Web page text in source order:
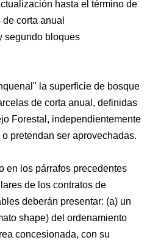
hasta el término de
corta anual
segundo bloques
la superficie de bosque
de corta anual, definidas
Forestal, independientemente
pretendan ser aprovechadas.
en los párrafos precedentes
de los contratos de
deberán presentar: (a) un
shape) del ordenamiento
concesionada, con su